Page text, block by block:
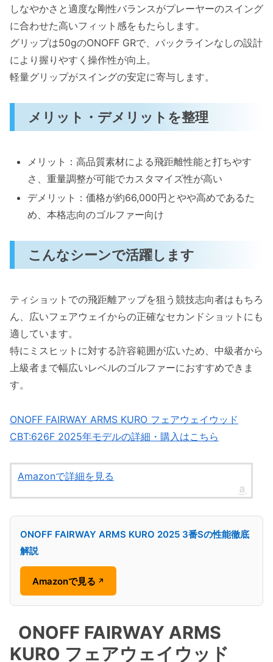
しなやかさと適度な剛性バランスがプレーヤーのスイング
に合わせた高いフィット感をもたらします。
グリップは50gのONOFF GRで、バックラインなしの設計
により握りやすく操作性が向上。
軽量グリップがスイングの安定に寄与します。
メリット・デメリットを整理
メリット：高品質素材による飛距離性能と打ちやす
さ、重量調整が可能でカスタマイズ性が高い
デメリット：価格が約66,000円とやや高めであるた
め、本格志向のゴルファー向け
こんなシーンで活躍します
ティショットでの飛距離アップを狙う競技志向者はもちろ
ん、広いフェアウェイからの正確なセカンドショットにも
適しています。
特にミスヒットに対する許容範囲が広いため、中級者から
上級者まで幅広いレベルのゴルファーにおすすめできま
す。
ONOFF FAIRWAY ARMS KURO フェアウェイウッド
CBT:626F 2025年モデルの詳細・購入はこちら
Amazonで詳細を見る
ONOFF FAIRWAY ARMS KURO 2025 3番Sの性能徹底
解説
Amazonで見る ↗
ONOFF FAIRWAY ARMS
KURO フェアウェイウッド